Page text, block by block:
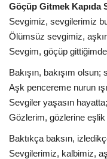
Göçüp Gitmek Kapıda
Sevgimiz, sevgilerimiz
Ölümsüz sevgimiz,
Sevgim, göçüp
Bakışın, bakışım
Aşk pencereme nurun
Sevgiler yaşasın
Gözlerim, gözlerine
Baktıkça baksın,
Sevgilerimiz, kalbimiz,